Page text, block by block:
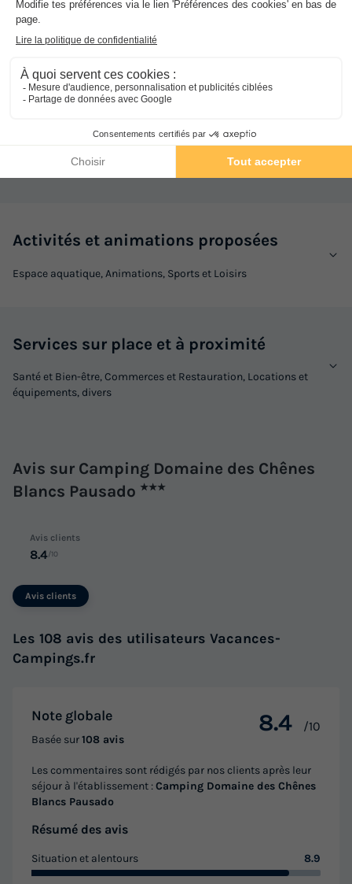
TENTE TOILE ET BOIS 5 personnes - Tente Lodge Cosy 3
Pièces 5 Personnes Sans Sanitaire
du
Meilleur prix pour 7 nuits
Modifier les dates
MOBILHOME 2 personnes - PREMIUM
Annulation gratuite
Terrasse couverte Accès wifi Climatisation
Animaux autorisés * Cafetière
+ 7
MOBILHOME 2 personnes - PREMIUM
Meilleur prix pour 7 nuits
Modifier les dates
382 €
MOBILHOME 4 personnes - COSY
bassin dédié aux enfants.
Dansl'établissement
Transats gratuits
Piscine extérieure chauffée
Activités et animations proposées
Espace aquatique, Animations, Sports et Loisirs
Services sur place et à proximité
Santé et Bien-être, Commerces et Restauration, Locations et
équipements, divers
Avis sur Camping Domaine des Chênes
Blancs Pausado ★★★
Avis clients
8.4/10
Avis clients
Les 108 avis des utilisateurs Vacances-
Campings.fr
Note globale
Basée sur108 avis
8.4 /10
Les commentaires sont rédigés par nos clients après leur
séjour à l'établissement :Camping Domaine des Chênes
Blancs Pausado
Résumé des avis
Situation et alentours 8.9